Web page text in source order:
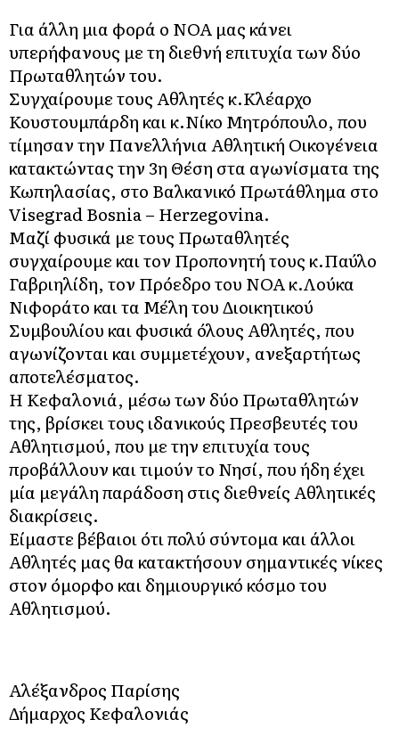
Για άλλη μια φορά ο ΝΟΑ μας κάνει
υπερήφανους με τη διεθνή επιτυχία των δύο
Πρωταθλητών του.
Συγχαίρουμε τους Αθλητές κ.Κλέαρχο
Κουστουμπάρδη και κ.Νίκο Μητρόπουλο, που
τίμησαν την Πανελλήνια Αθλητική Οικογένεια
κατακτώντας την 3η Θέση στα αγωνίσματα της
Κωπηλασίας, στο Βαλκανικό Πρωτάθλημα στο
Visegrad Bosnia – Herzegovina.
Μαζί φυσικά με τους Πρωταθλητές
συγχαίρουμε και τον Προπονητή τους κ.Παύλο
Γαβριηλίδη, τον Πρόεδρο του ΝΟΑ κ.Λούκα
Νιφοράτο και τα Μέλη του Διοικητικού
Συμβουλίου και φυσικά όλους Αθλητές, που
αγωνίζονται και συμμετέχουν, ανεξαρτήτως
αποτελέσματος.
Η Κεφαλονιά, μέσω των δύο Πρωταθλητών
της, βρίσκει τους ιδανικούς Πρεσβευτές του
Αθλητισμού, που με την επιτυχία τους
προβάλλουν και τιμούν το Νησί, που ήδη έχει
μία μεγάλη παράδοση στις διεθνείς Αθλητικές
διακρίσεις.
Είμαστε βέβαιοι ότι πολύ σύντομα και άλλοι
Αθλητές μας θα κατακτήσουν σημαντικές νίκες
στον όμορφο και δημιουργικό κόσμο του
Αθλητισμού.
Αλέξανδρος Παρίσης
Δήμαρχος Κεφαλονιάς